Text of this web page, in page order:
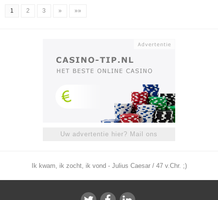
1 2 3 » »»
Uw advertentie hier? Mail ons
Ik kwam, ik zocht, ik vond - Julius Caesar / 47 v.Chr. ;)